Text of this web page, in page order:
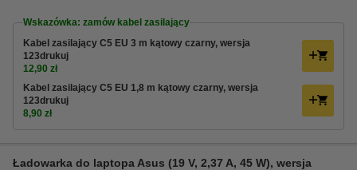
Wskazówka: zamów kabel zasilający
Kabel zasilający C5 EU 3 m kątowy czarny, wersja
123drukuj
12,90 zł
Kabel zasilający C5 EU 1,8 m kątowy czarny, wersja
123drukuj
8,90 zł
Ładowarka do laptopa Asus (19 V, 2,37 A, 45 W), wersja